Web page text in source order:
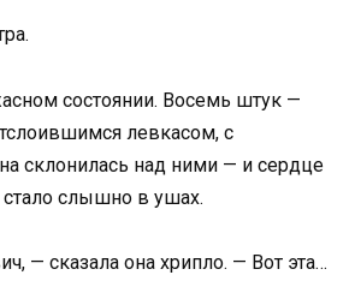
состоянии. Восемь штук —
левкасом, с
склонилась над ними — и сердце
стало слышно в ушах.
— сказала она хрипло. — Вот эта…